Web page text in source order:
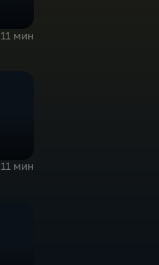
11 мин
11 мин